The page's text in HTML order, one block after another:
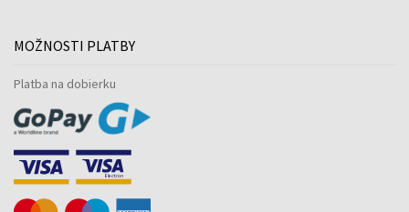
MOŽNOSTI PLATBY
Platba na dobierku